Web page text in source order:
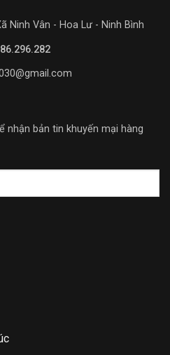
Ninh Vân - Hoa Lư - Ninh Bình
nhận bản tin khuyến mại hàng